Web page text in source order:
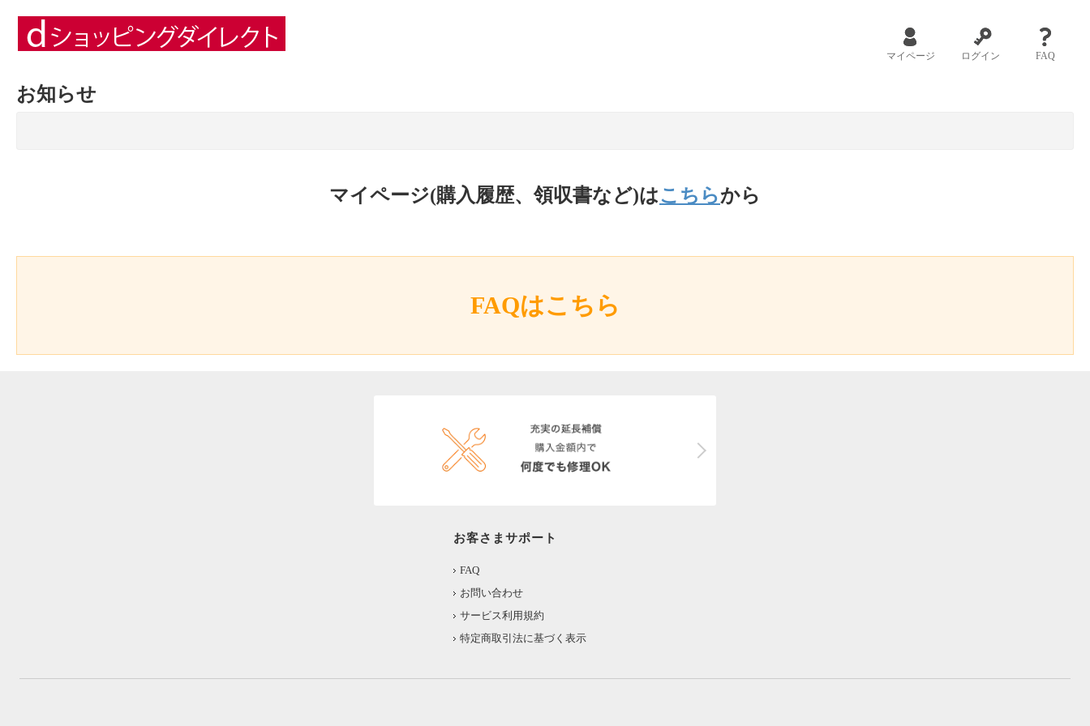
マイページ ログイン FAQ
お知らせ
マイページ(購入履歴、領収書など)はこちらから
FAQはこちら
お客さまサポート
FAQ
お問い合わせ
サービス利用規約
特定商取引法に基づく表示